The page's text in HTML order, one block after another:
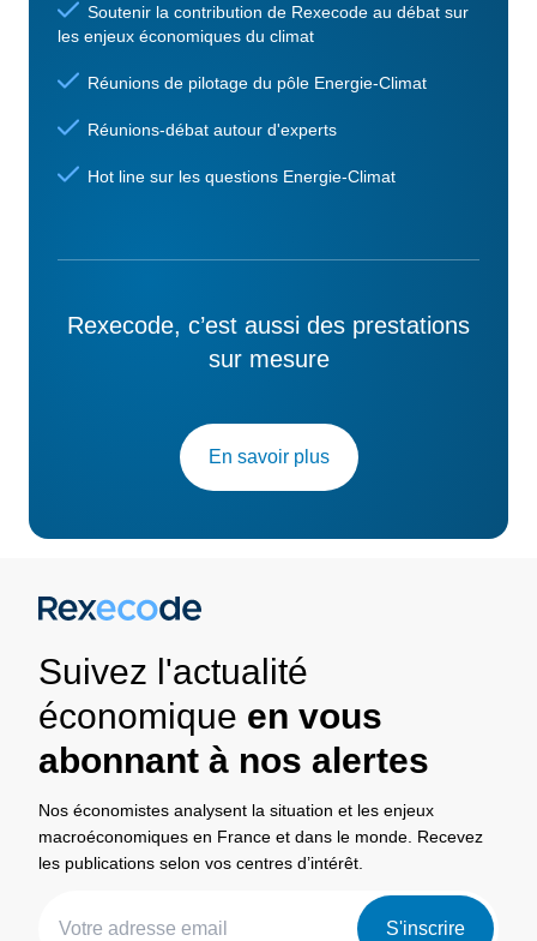
Soutenir la contribution de Rexecode au débat sur
les enjeux économiques du climat
Réunions de pilotage du pôle Energie-Climat
Réunions-débat autour d'experts
Hot line sur les questions Energie-Climat
Rexecode, c’est aussi des prestations
sur mesure
En savoir plus
Suivez l'actualité
économique en vous
abonnant à nos alertes
Nos économistes analysent la situation et les enjeux
macroéconomiques en France et dans le monde. Recevez
les publications selon vos centres d’intérêt.
S'inscrire